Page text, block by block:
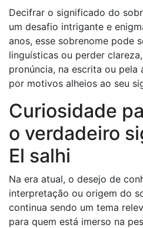
Decifrar o significado do
um desafio intrigante e
anos, esse sobrenome pode
linguísticas ou perder
pronúncia, na escrita ou
por motivos alheios ao seu
Curiosidade
o verdadeiro
El salhi
Na era atual, o desejo de
interpretação ou origem do
continua sendo um tema
para quem está imerso na